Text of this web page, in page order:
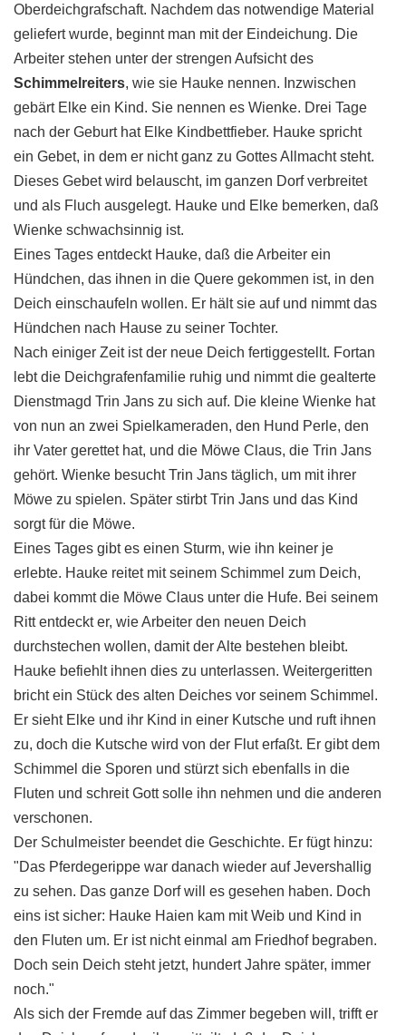
Oberdeichgrafschaft. Nachdem das notwendige Material
geliefert wurde, beginnt man mit der Eindeichung. Die
Arbeiter stehen unter der strengen Aufsicht des
Schimmelreiters, wie sie Hauke nennen. Inzwischen
gebärt Elke ein Kind. Sie nennen es Wienke. Drei Tage
nach der Geburt hat Elke Kindbettfieber. Hauke spricht
ein Gebet, in dem er nicht ganz zu Gottes Allmacht steht.
Dieses Gebet wird belauscht, im ganzen Dorf verbreitet
und als Fluch ausgelegt. Hauke und Elke bemerken, daß
Wienke schwachsinnig ist.
Eines Tages entdeckt Hauke, daß die Arbeiter ein
Hündchen, das ihnen in die Quere gekommen ist, in den
Deich einschaufeln wollen. Er hält sie auf und nimmt das
Hündchen nach Hause zu seiner Tochter.
Nach einiger Zeit ist der neue Deich fertiggestellt. Fortan
lebt die Deichgrafenfamilie ruhig und nimmt die gealterte
Dienstmagd Trin Jans zu sich auf. Die kleine Wienke hat
von nun an zwei Spielkameraden, den Hund Perle, den
ihr Vater gerettet hat, und die Möwe Claus, die Trin Jans
gehört. Wienke besucht Trin Jans täglich, um mit ihrer
Möwe zu spielen. Später stirbt Trin Jans und das Kind
sorgt für die Möwe.
Eines Tages gibt es einen Sturm, wie ihn keiner je
erlebte. Hauke reitet mit seinem Schimmel zum Deich,
dabei kommt die Möwe Claus unter die Hufe. Bei seinem
Ritt entdeckt er, wie Arbeiter den neuen Deich
durchstechen wollen, damit der Alte bestehen bleibt.
Hauke befiehlt ihnen dies zu unterlassen. Weitergeritten
bricht ein Stück des alten Deiches vor seinem Schimmel.
Er sieht Elke und ihr Kind in einer Kutsche und ruft ihnen
zu, doch die Kutsche wird von der Flut erfaßt. Er gibt dem
Schimmel die Sporen und stürzt sich ebenfalls in die
Fluten und schreit Gott solle ihn nehmen und die anderen
verschonen.
Der Schulmeister beendet die Geschichte. Er fügt hinzu:
"Das Pferdegerippe war danach wieder auf Jevershallig
zu sehen. Das ganze Dorf will es gesehen haben. Doch
eins ist sicher: Hauke Haien kam mit Weib und Kind in
den Fluten um. Er ist nicht einmal am Friedhof begraben.
Doch sein Deich steht jetzt, hundert Jahre später, immer
noch."
Als sich der Fremde auf das Zimmer begeben will, trifft er